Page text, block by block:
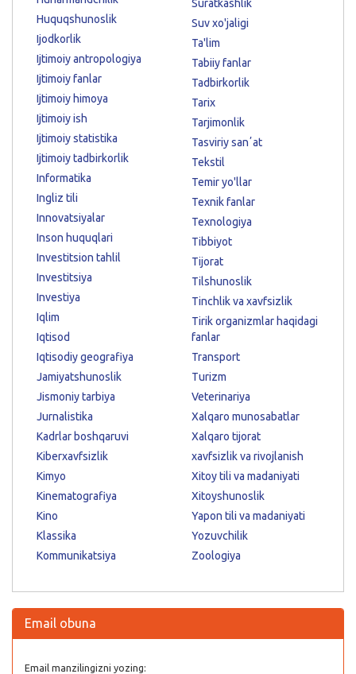
Huquqshunoslik
Ijodkorlik
Ijtimoiy antropologiya
Ijtimoiy fanlar
Ijtimoiy himoya
Ijtimoiy ish
Ijtimoiy statistika
Ijtimoiy tadbirkorlik
Informatika
Ingliz tili
Innovatsiyalar
Inson huquqlari
Investitsion tahlil
Investitsiya
Investiya
Iqlim
Iqtisod
Iqtisodiy geografiya
Jamiyatshunoslik
Jismoniy tarbiya
Jurnalistika
Kadrlar boshqaruvi
Kiberxavfsizlik
Kimyo
Kinematografiya
Kino
Klassika
Kommunikatsiya
Suratkashlik
Suv xo'jaligi
Ta'lim
Tabiiy fanlar
Tadbirkorlik
Tarix
Tarjimonlik
Tasviriy sanʼat
Tekstil
Temir yo'llar
Texnik fanlar
Texnologiya
Tibbiyot
Tijorat
Tilshunoslik
Tinchlik va xavfsizlik
Tirik organizmlar haqidagi
fanlar
Transport
Turizm
Veterinariya
Xalqaro munosabatlar
Xalqaro tijorat
xavfsizlik va rivojlanish
Xitoy tili va madaniyati
Xitoyshunoslik
Yapon tili va madaniyati
Yozuvchilik
Zoologiya
Email obuna
Email manzilingizni yozing: